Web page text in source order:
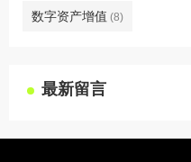
数字资产增值 (8)
最新留言